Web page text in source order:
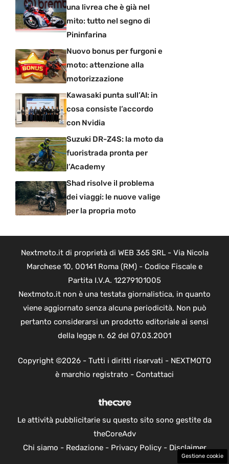
una livrea che è già nel
mito: tutto nel segno di
Pininfarina
Nuovo bonus per furgoni e
moto: attenzione alla
motorizzazione
Kawasaki punta sull’AI: in
cosa consiste l’accordo
con Nvidia
Suzuki DR-Z4S: la moto da
fuoristrada pronta per
l’Academy
Shad risolve il problema
dei viaggi: le nuove valige
per la propria moto
Nextmoto.it di proprietà di WEB 365 SRL - Via Nicola
Marchese 10, 00141 Roma (RM) - Codice Fiscale e
Partita I.V.A. 12279101005
Nextmoto.it non è una testata giornalistica, in quanto
viene aggiornato senza alcuna periodicità. Non può
pertanto considerarsi un prodotto editoriale ai sensi
della legge n. 62 del 07.03.2001
Copyright ©2026 - Tutti i diritti riservati - NEXTMOTO
è marchio registrato - Contattaci
Le attività pubblicitarie su questo sito sono gestite da
theCoreAdv
Chi siamo - Redazione- Privacy Policy- Disclaimer
Gestione cookie